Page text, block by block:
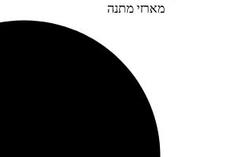
מארזי מתנה